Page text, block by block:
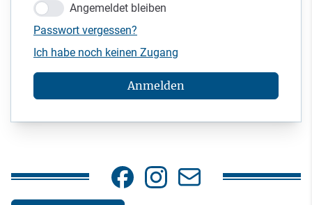
Angemeldet bleiben
Passwort vergessen?
Ich habe noch keinen Zugang
Anmelden